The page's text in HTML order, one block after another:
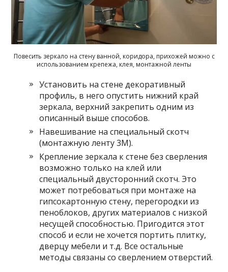
Повесить зеркало на стену ванной, коридора, прихожей можно с
использованием крепежа, клея, монтажной ленты
Установить на стене декоративный
профиль, в него опустить нижний край
зеркала, верхний закрепить одним из
описанный выше способов.
Навешивание на специальный скотч
(монтажную ленту 3M).
Крепление зеркала к стене без сверления
возможно только на клей или
специальный двусторонний скотч. Это
может потребоваться при монтаже на
гипсокартонную стену, перегородки из
пеноблоков, других материалов с низкой
несущей способностью. Пригодится этот
способ и если не хочется портить плитку,
дверцу мебели и т.д. Все остальные
методы связаны со сверлением отверстий.